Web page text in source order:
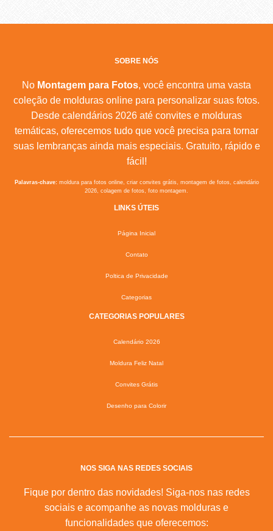
SOBRE NÓS
No Montagem para Fotos, você encontra uma vasta
coleção de molduras online para personalizar suas fotos.
Desde calendários 2026 até convites e molduras
temáticas, oferecemos tudo que você precisa para tornar
suas lembranças ainda mais especiais. Gratuito, rápido e
fácil!
Palavras-chave:moldura para fotos online, criar convites grátis, montagem de fotos, calendário
2026, colagem de fotos, foto montagem.
LINKS ÚTEIS
Página Inicial
Contato
Poltica de Privacidade
Categorias
CATEGORIAS POPULARES
Calendário 2026
Moldura Feliz Natal
Convites Grátis
Desenho para Colorir
NOS SIGA NAS REDES SOCIAIS
Fique por dentro das novidades! Siga-nos nas redes
sociais e acompanhe as novas molduras e
funcionalidades que oferecemos: